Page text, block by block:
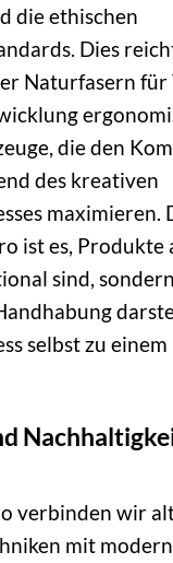
die ethischen
Dies
Naturfasern
die den
des kreativen
maximieren.
ist es, Produkte
sind,
selbst zu
verbinden wir
mit